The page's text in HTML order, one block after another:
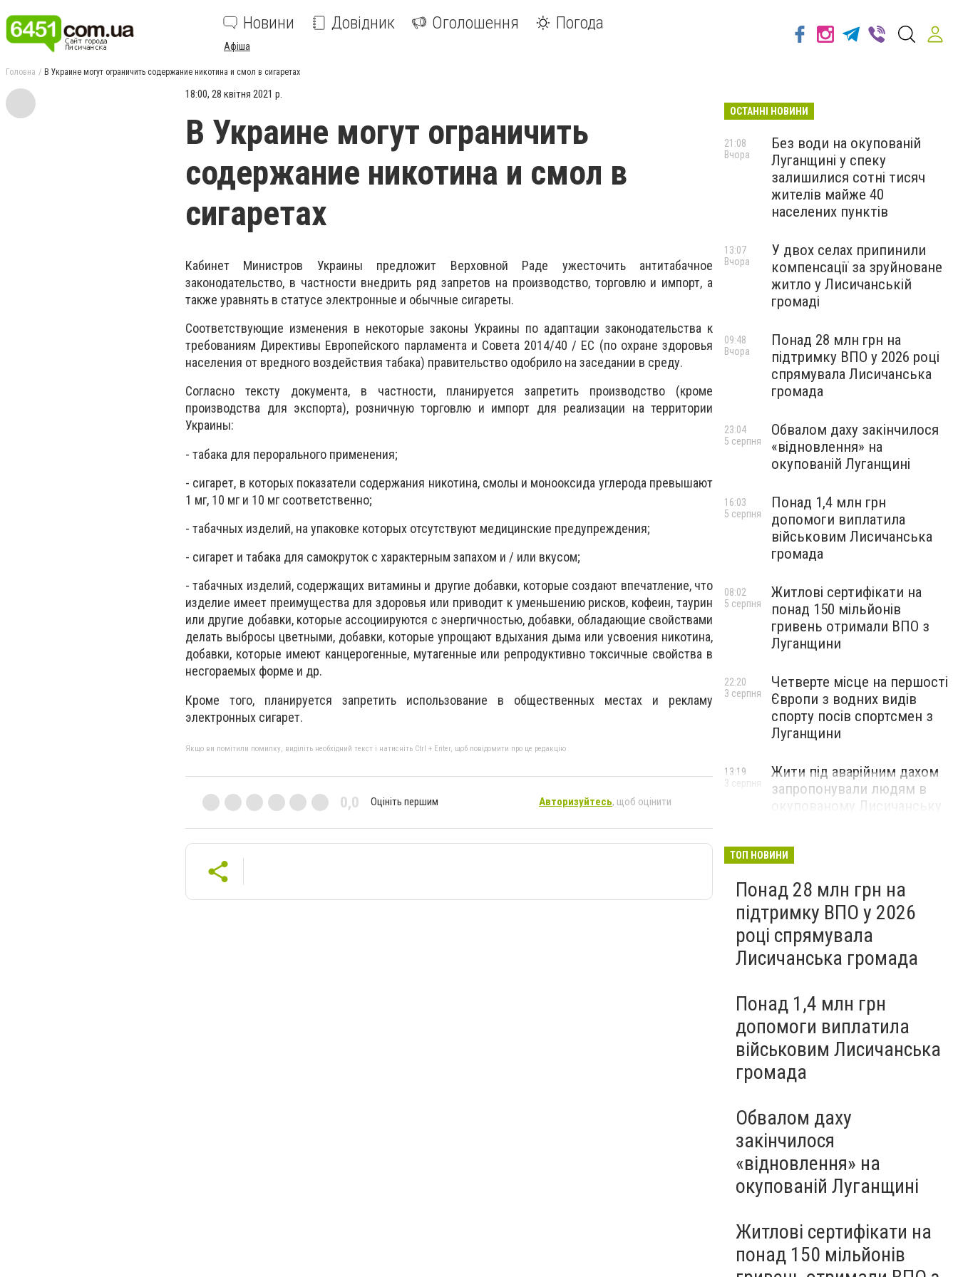
Новини Довідник Оголошення Погода
Афіша
Головна В Украине могут ограничить содержание никотина и смол в сигаретах
18:00, 28 квітня 2021 р.
В Украине могут ограничить
содержание никотина и смол в
сигаретах
Кабинет Министров Украины предложит Верховной Раде ужесточить антитабачное
законодательство, в частности внедрить ряд запретов на производство, торговлю и импорт, а
также уравнять в статусе электронные и обычные сигареты.
Соответствующие изменения в некоторые законы Украины по адаптации законодательства к
требованиям Директивы Европейского парламента и Совета 2014/40 / ЕС (по охране здоровья
населения от вредного воздействия табака) правительство одобрило на заседании в среду.
Согласно тексту документа, в частности, планируется запретить производство (кроме
производства для экспорта), розничную торговлю и импорт для реализации на территории
Украины:
- табака для перорального применения;
- сигарет, в которых показатели содержания никотина, смолы и монооксида углерода превышают
1 мг, 10 мг и 10 мг соответственно;
- табачных изделий, на упаковке которых отсутствуют медицинские предупреждения;
- сигарет и табака для самокруток с характерным запахом и / или вкусом;
- табачных изделий, содержащих витамины и другие добавки, которые создают впечатление, что
изделие имеет преимущества для здоровья или приводит к уменьшению рисков, кофеин, таурин
или другие добавки, которые ассоциируются с энергичностью, добавки, обладающие свойствами
делать выбросы цветными, добавки, которые упрощают вдыхания дыма или усвоения никотина,
добавки, которые имеют канцерогенные, мутагенные или репродуктивно токсичные свойства в
несгораемых форме и др.
Кроме того, планируется запретить использование в общественных местах и ​​рекламу
электронных сигарет.
Якщо ви помітили помилку, виділіть необхідний текст і натисніть Ctrl + Enter, щоб повідомити про це редакцію
0,0 Оцініть першим Авторизуйтесь, щоб оцінити
ОСТАННІ НОВИНИ
Без води на окупованій
Луганщині у спеку
залишилися сотні тисяч
жителів майже 40
населених пунктів
21:08
Вчора
У двох селах припинили
компенсації за зруйноване
житло у Лисичанській
громаді
13:07
Вчора
Понад 28 млн грн на
підтримку ВПО у 2026 році
спрямувала Лисичанська
громада
09:48
Вчора
Обвалом даху закінчилося
«відновлення» на
окупованій Луганщині
23:04
5 серпня
Понад 1,4 млн грн
допомоги виплатила
військовим Лисичанська
громада
16:03
5 серпня
Житлові сертифікати на
понад 150 мільйонів
гривень отримали ВПО з
Луганщини
08:02
5 серпня
Четверте місце на першості
Європи з водних видів
спорту посів спортсмен з
Луганщини
22:20
3 серпня
Жити під аварійним дахом
запропонували людям в
окупованому Лисичанську
13:19
3 серпня
ТОП НОВИНИ
Понад 28 млн грн на
підтримку ВПО у 2026
році спрямувала
Лисичанська громада
Понад 1,4 млн грн
допомоги виплатила
військовим Лисичанська
громада
Обвалом даху
закінчилося
«відновлення» на
окупованій Луганщині
Житлові сертифікати на
понад 150 мільйонів